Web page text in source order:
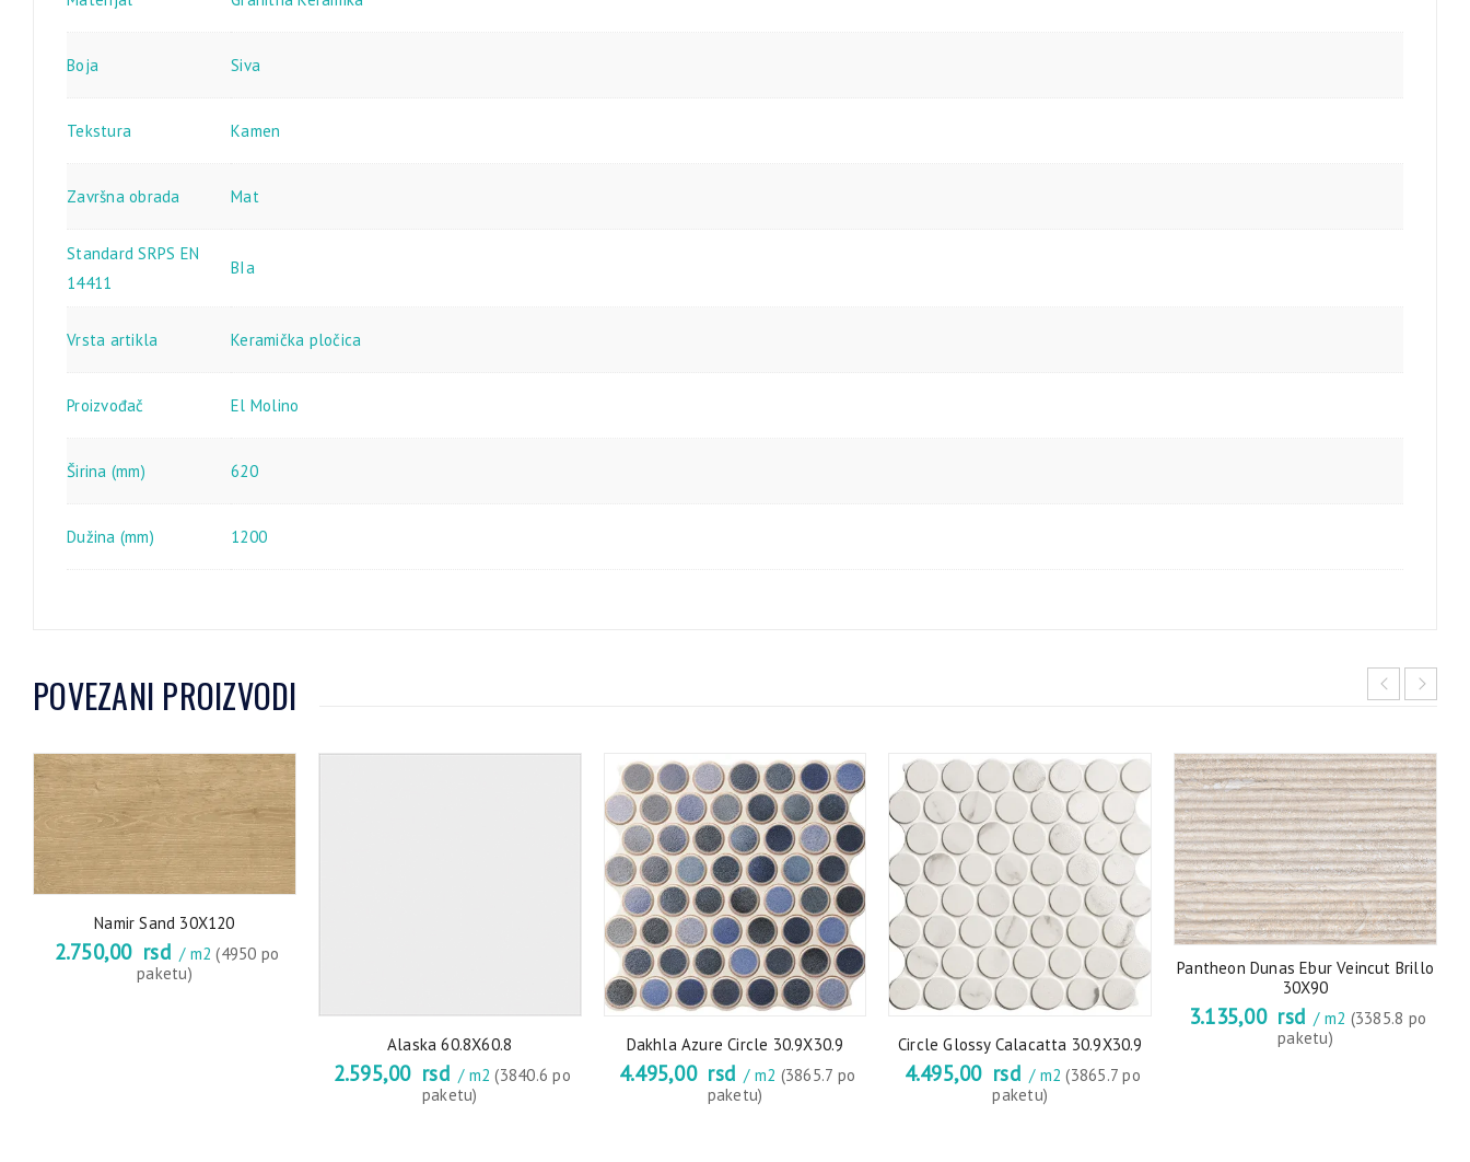
Boja Siva
Tekstura Kamen
Završna obrada Mat
Standard SRPS EN
14411
BIa
Vrsta artikla Keramička pločica
Proizvođač El Molino
Širina (mm) 620
Dužina (mm) 1200
POVEZANI PROIZVODI
Namir Sand 30X120
2.750,00 rsd / m2(4950 po
paketu)
Alaska 60.8X60.8
2.595,00 rsd / m2(3840.6 po
paketu)
Dakhla Azure Circle 30.9X30.9
4.495,00 rsd / m2 (3865.7 po
paketu)
Circle Glossy Calacatta 30.9X30.9
4.495,00 rsd / m2(3865.7 po
paketu)
Pantheon Dunas Ebur Veincut Brillo
30X90
3.135,00 rsd / m2 (3385.8 po
paketu)